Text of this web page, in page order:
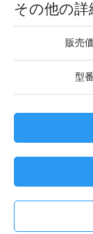
その他の詳
販売
型番